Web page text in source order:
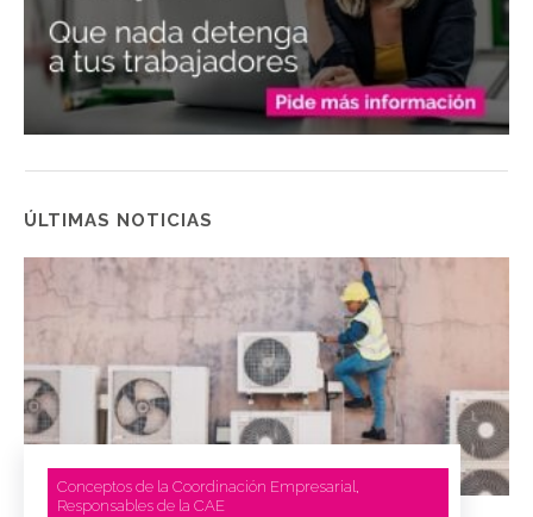
ÚLTIMAS NOTICIAS
Conceptos de la Coordinación Empresarial,
Responsables de la CAE